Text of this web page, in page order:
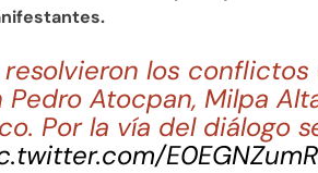
resolvieron los
Atocpan, Milpa
Por la vía del diálogo